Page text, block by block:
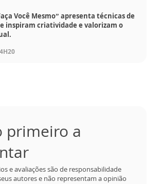
Você Mesmo” apresenta técnicas de
inspiram criatividade e valorizam o
primeiro a
e avaliações são de responsabilidade
autores e não representam a opinião